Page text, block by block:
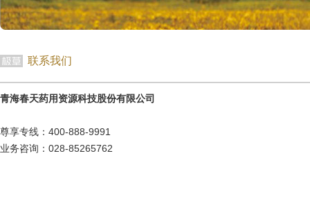
联系我们
青海春天药用资源科技股份有限公司
尊享专线：400-888-9991
业务咨询：028-85265762